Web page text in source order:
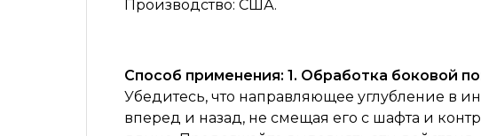
Производство: США.
Способ применения: 1. Обработка боковой
Убедитесь, что направляющее углубление в
вперед и назад, не смещая его с шафта и